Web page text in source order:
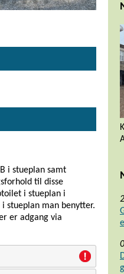
i stueplan samt
til disse
i stueplan i
stueplan man benytter.
er adgang via